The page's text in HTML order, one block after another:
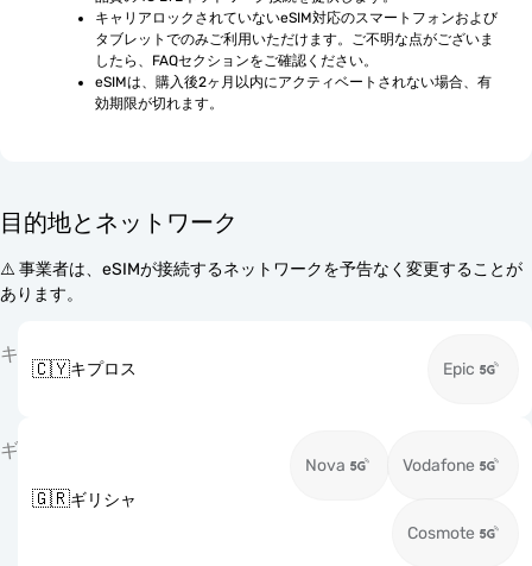
キャリアロックされていないeSIM対応のスマートフォンおよび
タブレットでのみご利用いただけます。ご不明な点がございま
したら、FAQセクションをご確認ください。
eSIMは、購入後2ヶ月以内にアクティベートされない場合、有
効期限が切れます。
目的地とネットワーク
⚠️ 事業者は、eSIMが接続するネットワークを予告なく変更することが
あります。
キ
🇨🇾キプロス Epic
ギ
🇬🇷ギリシャ
Nova Vodafone
Cosmote